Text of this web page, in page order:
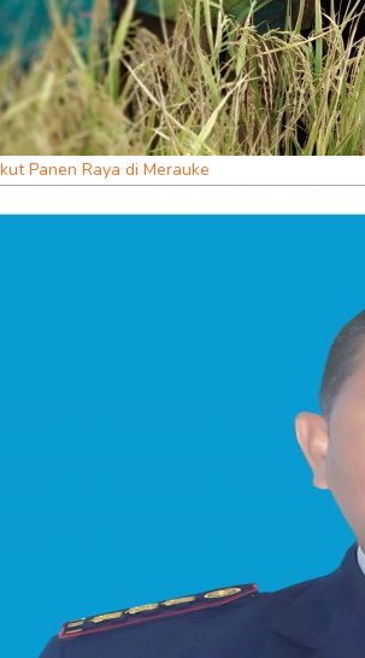
Panen Raya di Merauke